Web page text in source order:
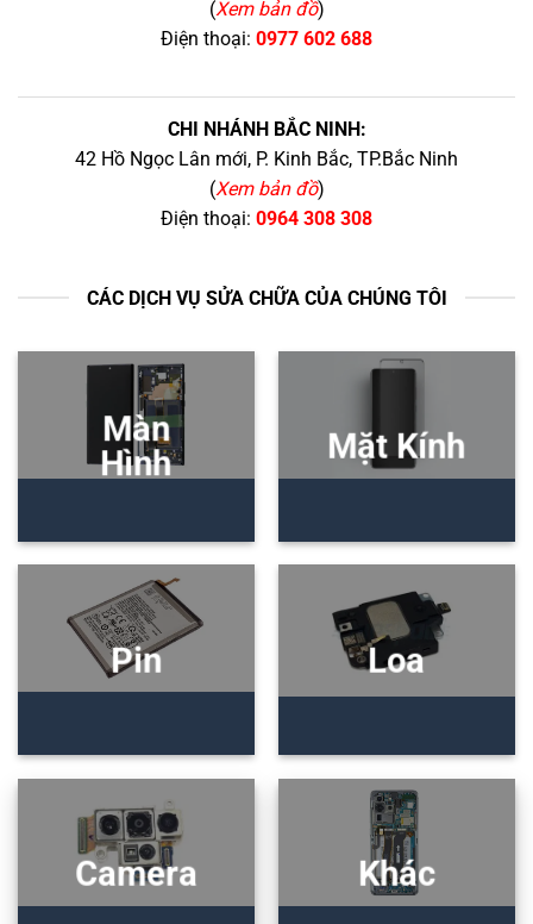
(Xem bản đồ)
Điện thoại: 0977 602 688
CHI NHÁNH BẮC NINH:
42 Hồ Ngọc Lân mới, P. Kinh Bắc, TP.Bắc Ninh
(Xem bản đồ)
Điện thoại: 0964 308 308
CÁC DỊCH VỤ SỬA CHỮA CỦA CHÚNG TÔI
Màn
Hình
Mặt Kính
Pin Loa
Camera Khác